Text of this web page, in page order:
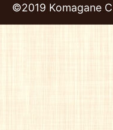
©2019 Komagane